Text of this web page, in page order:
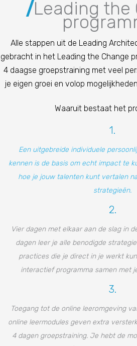
/Leading the
Alle stappen uit de Leading
gebracht in het Leading the Change
4 daagse groepstraining met veel
je eigen groei en volop
Waaruit bestaat het
1.
Een uitgebreide individuele
kennen is de basis om echt impact te
hoe je jouw talenten kunt vertalen
strategieën.
2.
Vier dagen met elkaar aan de slag in
dagen leer je alle benodigde
practices die je direct in je werkt
interactief programma samen met
3.
Toegang tot de online leeromgeving
online leermodules geven extra
4 dagen groepstraining. Je hebt de